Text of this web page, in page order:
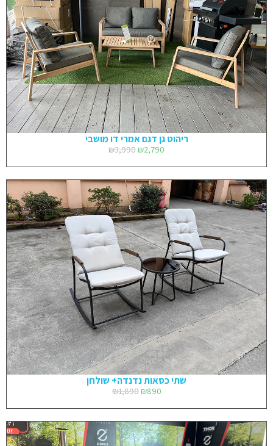
ריהוט גן דגם אמרי דו מושבי
₪3,990 ₪2,790
שתי כסאות נדנדה+ שולחן
₪1,890 ₪890